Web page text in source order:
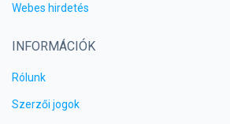
Webes hirdetés
INFORMÁCIÓK
Rólunk
Szerzői jogok